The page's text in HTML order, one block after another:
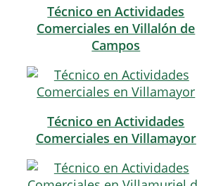
Técnico en Actividades
Comerciales en Villalón de
Campos
Técnico en Actividades
Comerciales en Villamayor